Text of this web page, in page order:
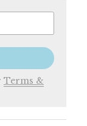
Terms &